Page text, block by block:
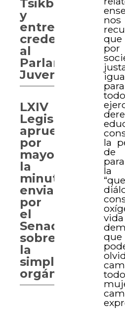
nos
la
de
la
vida
Tsikbal
y
entregan
credenciales
al
Parlamento
Juvenil
LXIV
Legislatura
aprueba
por
mayoría
la
minuta
enviada
por
el
Senado
sobre
la
simplificación
orgánica